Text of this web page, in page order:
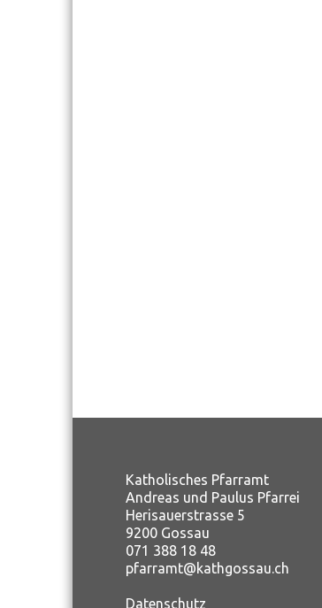
Katholisches Pfarramt
Andreas und Paulus Pfarrei
Herisauerstrasse 5
9200 Gossau
071 388 18 48
pfarramt@kathgossau.ch
Datenschutz